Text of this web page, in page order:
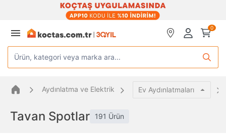
0
Ürün, kategori veya marka ara...
Aydınlatma ve Elektrik Ev Aydınlatmaları
Tavan Spotlar 191 Ürün